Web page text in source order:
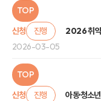
TOP
신청
진행
2026 취약
2026-03-05
TOP
신청
진행
아동·청소